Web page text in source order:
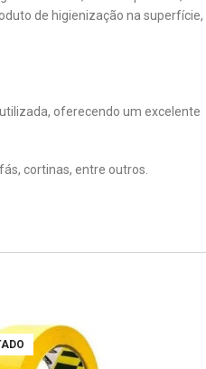
de higienização na superfície,
oferecendo um excelente
cortinas, entre outros.